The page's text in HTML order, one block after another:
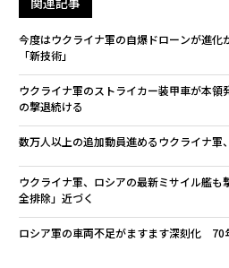
今度はウクライナ軍の自爆ドローンが進
「新技術」
ウクライナ軍のストライカー装甲車が本
の撃退続ける
数万人以上の追加動員進めるウクライナ軍
ウクライナ軍、ロシアの最新ミサイル艦
全排除」近づく
ロシア軍の車両不足がますます深刻化 70